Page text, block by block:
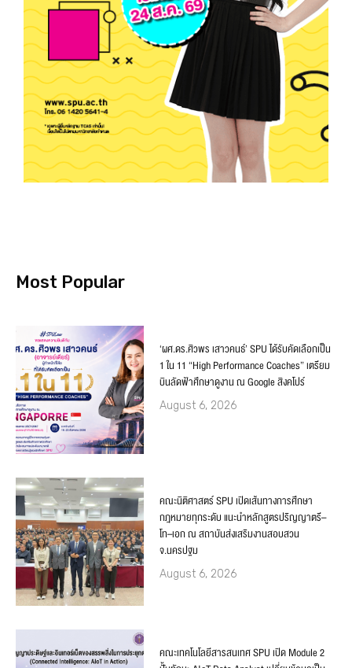
Most Popular
‘ผศ.ดร.ศิวพร เสาวคนธ์’ SPU ได้รับคัดเลือกเป็น
1 ใน 11 “High Performance Coaches” เตรียม
บินลัดฟ้าศึกษาดูงาน ณ Google สิงคโปร์
August 6, 2026
คณะนิติศาสตร์ SPU เปิดเส้นทางการศึกษา
กฎหมายทุกระดับ แนะนำหลักสูตรปริญญาตรี–
โท–เอก ณ สถาบันส่งเสริมงานสอบสวน
จ.นครปฐม
August 6, 2026
คณะเทคโนโลยีสารสนเทศ SPU เปิด Module 2